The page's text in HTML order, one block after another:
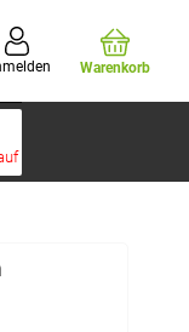
Warenkorb